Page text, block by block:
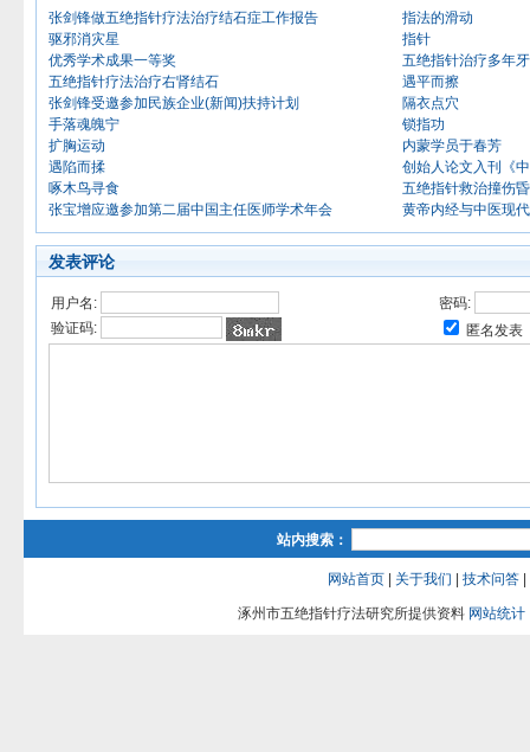
张剑锋做五绝指针疗法治疗结石症工作报告
驱邪消灾星
优秀学术成果一等奖
五绝指针疗法治疗右肾结石
张剑锋受邀参加民族企业(新闻)扶持计划
手落魂魄宁
扩胸运动
遇陷而揉
啄木鸟寻食
张宝增应邀参加第二届中国主任医师学术年会
指法的滑动
指针
五绝指针治疗多年
遇平而擦
隔衣点穴
锁指功
内蒙学员于春芳
创始人论文入刊《
五绝指针救治撞伤
黄帝内经与中医现
发表评论
用户名:
密码:
验证码:
匿名发表
站内搜索：
网站首页 关于我们 技术问答
涿州市五绝指针疗法研究所提供资料 网站统计